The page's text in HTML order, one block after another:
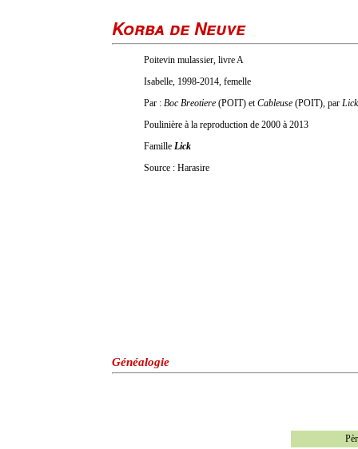
Korba de Neuve
Poitevin mulassier, livre A
Isabelle, 1998-2014, femelle
Par : Boc Breotiere (POIT) etCableuse (POIT), par Lick
Poulinière à la reproduction de 2000 à 2013
Famille Lick
Source : Harasire
Généalogie